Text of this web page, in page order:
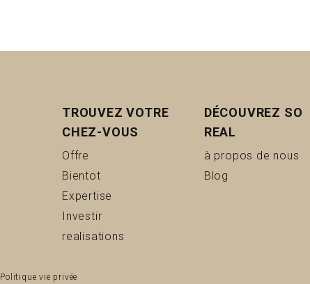
TROUVEZ VOTRE
CHEZ-VOUS
Offre
Bientot(Bientot)
Expertise
Investir(Investir)
realisations
DÉCOUVREZ SO
REAL
à propos de nous
Blog
Politique vie privée